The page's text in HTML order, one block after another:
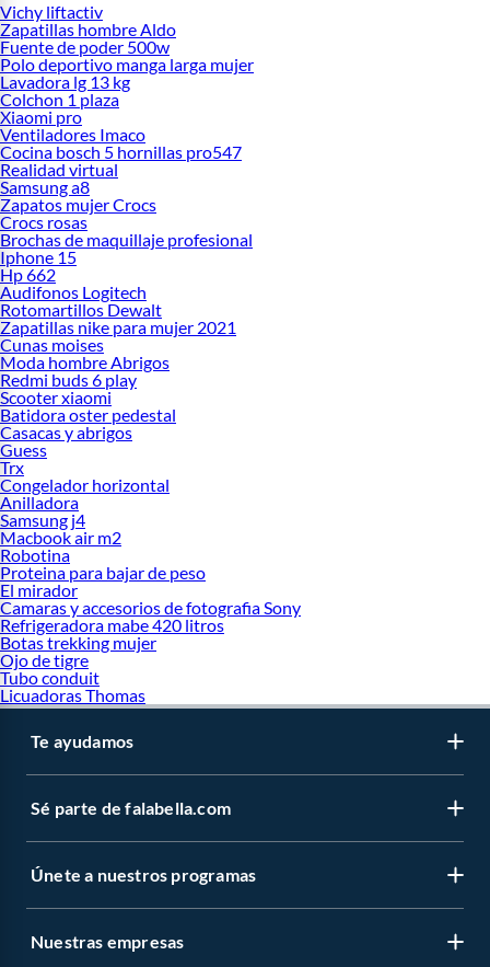
Vichy liftactiv
Zapatillas hombre Aldo
Fuente de poder 500w
Polo deportivo manga larga mujer
Lavadora lg 13 kg
Colchon 1 plaza
Xiaomi pro
Ventiladores Imaco
Cocina bosch 5 hornillas pro547
Realidad virtual
Samsung a8
Zapatos mujer Crocs
Crocs rosas
Brochas de maquillaje profesional
Iphone 15
Hp 662
Audifonos Logitech
Rotomartillos Dewalt
Zapatillas nike para mujer 2021
Cunas moises
Moda hombre Abrigos
Redmi buds 6 play
Scooter xiaomi
Batidora oster pedestal
Casacas y abrigos
Guess
Trx
Congelador horizontal
Anilladora
Samsung j4
Macbook air m2
Robotina
Proteina para bajar de peso
El mirador
Camaras y accesorios de fotografia Sony
Refrigeradora mabe 420 litros
Botas trekking mujer
Ojo de tigre
Tubo conduit
Licuadoras Thomas
Te ayudamos
Sé parte de falabella.com
Únete a nuestros programas
Nuestras empresas